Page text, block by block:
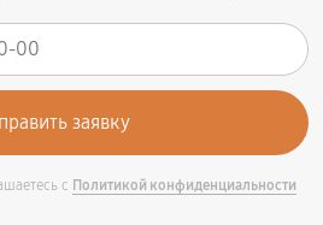
с Политикой конфиденциальности